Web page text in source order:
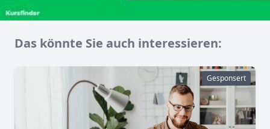
Das könnte Sie auch interessieren:
Gesponsert